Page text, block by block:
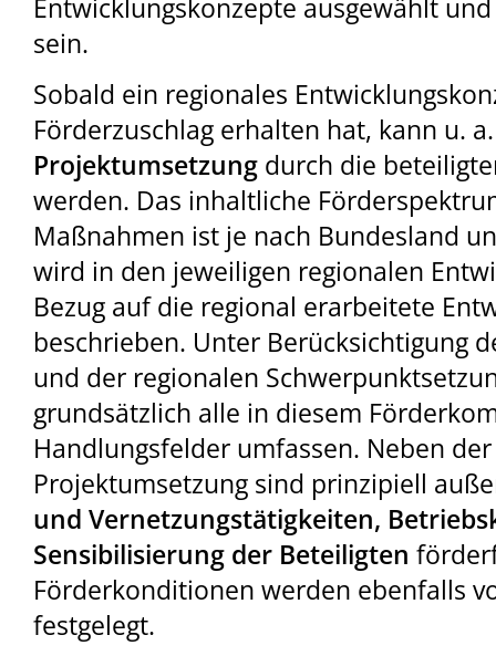
Entwicklungskonzepte ausgewählt
sein.
Sobald ein regionales
Förderzuschlag erhalten hat, kann u.
Projektumsetzung durch die
werden. Das inhaltliche
Maßnahmen ist je nach Bundesland
wird in den jeweiligen regionalen
Bezug auf die regional erarbeitete
beschrieben. Unter Berücksichtigung
und der regionalen
grundsätzlich alle in diesem
Handlungsfelder umfassen. Neben der
Projektumsetzung sind prinzipiell
und Vernetzungstätigkeiten,
Sensibilisierung der Beteiligten
Förderkonditionen werden ebenfalls
festgelegt.